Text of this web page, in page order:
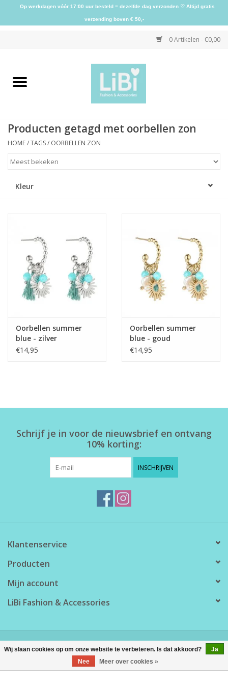
0 Artikelen - €0,00
Home
Schoenen
Home deco
SALE
Producten getagd met oorbellen zon
HOME/TAGS/ OORBELLEN ZON
Kleur
Oorbellen summer
blue - zilver
€14,95
Oorbellen summer
blue - goud
€14,95
Schrijf je in voor de nieuwsbrief en ontvang
10% korting:
INSCHRIJVEN
Klantenservice
Producten
Mijn account
LiBi Fashion & Accessories
Lightspeed
Wij slaan cookies op om onze website te verbeteren. Is dat akkoord?
Ja
Nee
Meer over cookies »
Op werkdagen vóór 17:00 uur besteld = dezelfde dag verzonden ♡ Altijd gratis
verzending boven € 50,-